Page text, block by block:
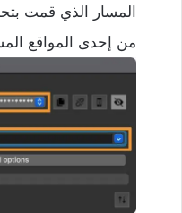
من إحدى المواقع